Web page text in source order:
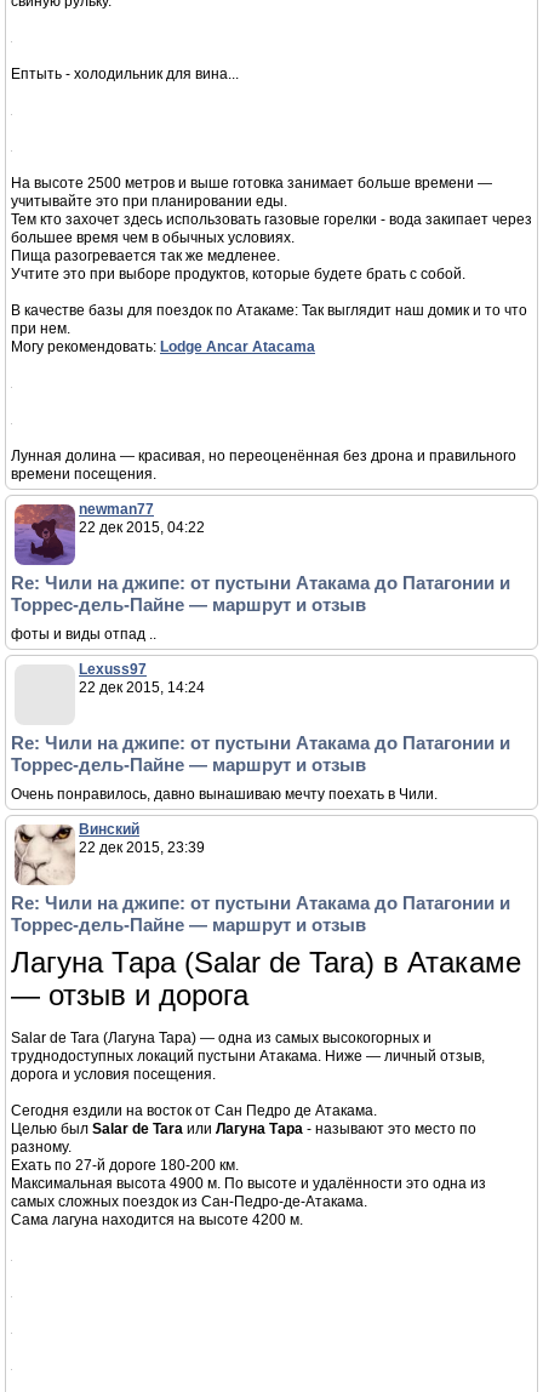
Готовка еды в Атакаме: жарка мяса
на высоте
Жарка мяса.
Растопку нам дала хозяйка отеля, которая вообще окружила нас такой
заботой, что даже неудобно.
Практический совет для тех, кто готовит в пустыне Атакама:
Даже здесь - на высоте 2500 метров огонь очень неохотно разгорается,
поэтому сдаю ноу-хау: берете фен и после того как разжиг немного
феном на угли - и через 10 минут идет такой жар, что можно приготовить
свиную рульку.
На высоте 2500 метров и выше готовка занимает больше времени —
учитывайте это при планировании еды.
Тем кто захочет здесь использовать газовые горелки - вода закипает через
большее время чем в обычных условиях.
Пища разогревается так же медленее.
Учтите это при выборе продуктов, которые будете брать с собой.
В качестве базы для поездок по Атакаме: Так выглядит наш домик и то что
при нем.
Могу рекомендовать: Lodge Ancar Atacama
Лунная долина — красивая, но переоценённая без дрона и правильного
времени посещения.
newman77
Re: Чили на джипе: от пустыни Атакама до Патагонии и
Торрес-дель-Пайне — маршрут и отзыв
фоты и виды отпад ..
Lexuss97
Re: Чили на джипе: от пустыни Атакама до Патагонии и
Очень понравилось, давно вынашиваю мечту поехать в Чили.
Винский
22 дек 2015, 23:39
Торрес-дель-Пайне — маршрут и отзыв
Лагуна Тара (Salar de Tara) в Атакаме
— отзыв и дорога
Salar de Tara (Лагуна Тара) — одна из самых высокогорных и